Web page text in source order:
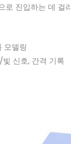
로 진입하는 데 걸
모델링
신호, 간격 기록